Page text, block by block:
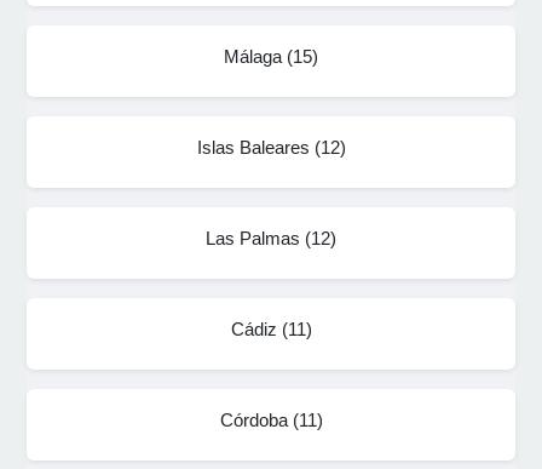
Málaga (15)
Islas Baleares (12)
Las Palmas (12)
Cádiz (11)
Córdoba(11)